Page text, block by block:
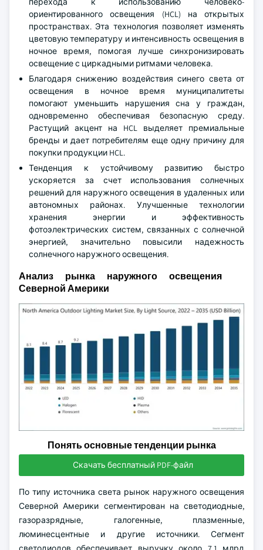
ориентированного освещения (HCL) на открытых
пространствах. Эта технология позволяет изменять
цветовую температуру и интенсивность освещения в
ночное время, помогая лучше синхронизировать
освещение с циркадными ритмами человека.
Благодаря снижению воздействия синего света от
освещения в ночное время муниципалитеты
помогают уменьшить нарушения сна у граждан,
одновременно обеспечивая безопасную среду.
Растущий акцент на HCL выделяет премиальные
бренды и дает потребителям еще одну причину для
покупки продукции HCL.
Тенденция к устойчивому развитию быстро
ускоряется за счет использования солнечных
решений для наружного освещения в удаленных или
автономных районах. Улучшенные технологии
хранения энергии и эффективность
фотоэлектрических систем, связанных с солнечной
энергией, значительно повысили надежность
солнечного наружного освещения.
Анализ рынка наружного освещения
Северной Америки
Понять основные тенденции рынка
Скачать бесплатный PDF-файл
По типу источника света рынок наружного освещения
Северной Америки сегментирован на светодиодные,
газоразрядные, галогенные, плазменные,
люминесцентные и другие источники. Сегмент